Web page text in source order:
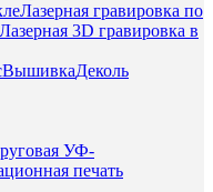
Лазерная гравировка по
Лазерная 3D гравировка в
ВышивкаДеколь
УФ-
печать